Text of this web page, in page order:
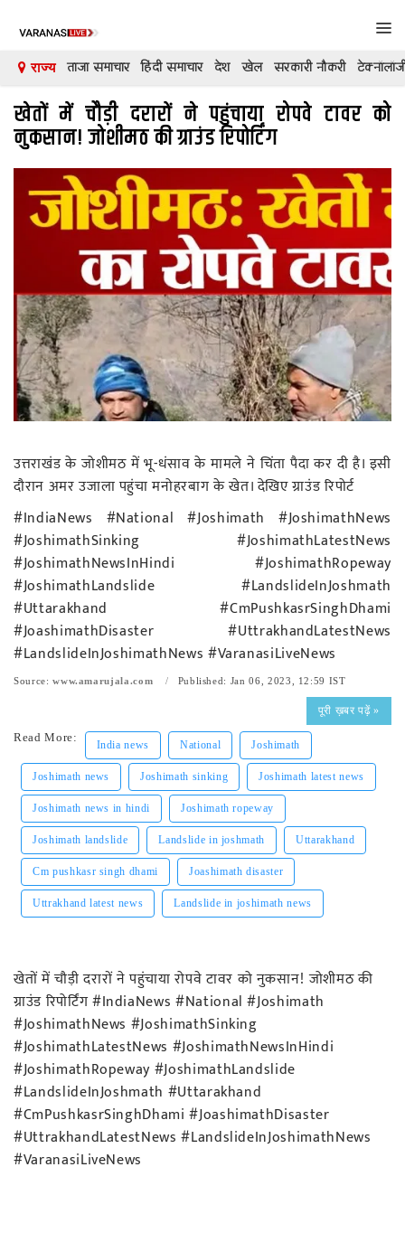
राज्य ताजा समाचार हिंदी समाचार देश खेल सरकारी नौकरी
देश
दुनिया
मनोरंजन
खेल
क्रिकेट
टेक्नॉलॉजी
रोजगार
खेतों में चौड़ी दरारों ने पहुंचाया रोपवे टावर को
नुकसान! जोशीमठ की ग्राउंड रिपोर्टिंग
उत्तराखंड के जोशीमठ में भू-धंसाव के मामले ने चिंता पैदा कर दी है। इसी
दौरान अमर उजाला पहुंचा मनोहरबाग के खेत। देखिए ग्राउंड रिपोर्ट
#IndiaNews #National #Joshimath #JoshimathNews
#JoshimathSinking #JoshimathLatestNews
#JoshimathNewsInHindi #JoshimathRopeway
#JoshimathLandslide #LandslideInJoshmath
#Uttarakhand #CmPushkasrSinghDhami
#JoashimathDisaster #UttrakhandLatestNews
#LandslideInJoshimathNews #VaranasiLiveNews
Source:www.amarujala.com Published: Jan 06, 2023, 12:59 IST
पूरी ख़बर पढ़ें »
Read More:
India news National Joshimath
Joshimath news Joshimath sinking Joshimath latest news
Joshimath news in hindi Joshimath ropeway
Joshimath landslide Landslide in joshmath Uttarakhand
Cm pushkasr singh dhami Joashimath disaster
Uttrakhand latest news Landslide in joshimath news
खेतों में चौड़ी दरारों ने पहुंचाया रोपवे टावर को नुकसान! जोशीमठ की
ग्राउंड रिपोर्टिंग #IndiaNews #National #Joshimath
#JoshimathNews #JoshimathSinking
#JoshimathLatestNews #JoshimathNewsInHindi
#JoshimathRopeway #JoshimathLandslide
#LandslideInJoshmath #Uttarakhand
#CmPushkasrSinghDhami #JoashimathDisaster
#UttrakhandLatestNews #LandslideInJoshimathNews
#VaranasiLiveNews